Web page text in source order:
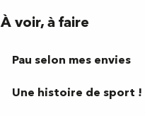
À voir, à faire
Pau selon mes envies
Une histoire de sport !